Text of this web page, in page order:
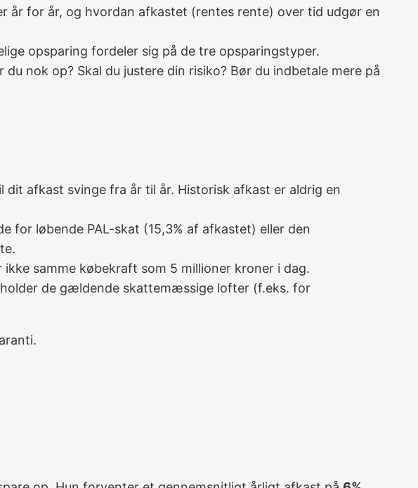
år for år, og hvordan afkastet (rentes rente) over tid udgør en
opsparing fordeler sig på de tre opsparingstyper.
nok op? Skal du justere din risiko? Bør du indbetale mere på
dit afkast svinge fra år til år. Historisk afkast er aldrig en
for løbende PAL-skat (15,3% af afkastet) eller den
samme købekraft som 5 millioner kroner i dag.
de gældende skattemæssige lofter (f.eks. for